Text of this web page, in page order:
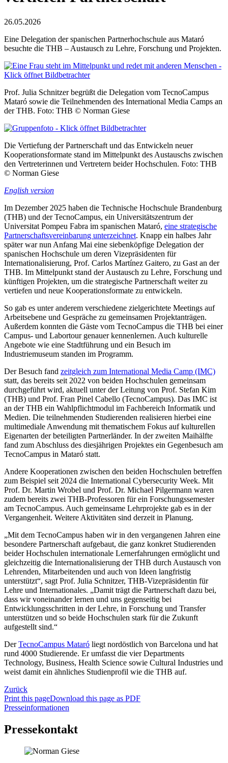
26.05.2026
Eine Delegation der spanischen Partnerhochschule aus Mataró
besuchte die THB – Austausch zu Lehre, Forschung und Projekten.
Prof. Julia Schnitzer begrüßt die Delegation vom TecnoCampus
Mataró sowie die Teilnehmenden des International Media Camps an
der THB. Foto: THB © Norman Giese
Die Vertiefung der Partnerschaft und das Entwickeln neuer
Kooperationsformate stand im Mittelpunkt des Austauschs zwischen
den Vertreterinnen und Vertretern beider Hochschulen. Foto: THB
© Norman Giese
English version
Im Dezember 2025 haben die Technische Hochschule Brandenburg
(THB) und der TecnoCampus, ein Universitätszentrum der
Universitat Pompeu Fabra im spanischen Mataró, eine strategische
Partnerschaftsvereinbarung unterzeichnet. Knapp ein halbes Jahr
später war nun Anfang Mai eine siebenköpfige Delegation der
spanischen Hochschule um deren Vizepräsidenten für
Internationalisierung, Prof. Carlos Martínez Gaitero, zu Gast an der
THB. Im Mittelpunkt stand der Austausch zu Lehre, Forschung und
künftigen Projekten, um die strategische Partnerschaft weiter zu
vertiefen und neue Kooperationsformate zu entwickeln.
So gab es unter anderem verschiedene zielgerichtete Meetings auf
Arbeitsebene und Gespräche zu gemeinsamen Projektanträgen.
Außerdem konnten die Gäste vom TecnoCampus die THB bei einer
Campus- und Labortour genauer kennenlernen. Auch kulturelle
Angebote wie eine Stadtführung und ein Besuch im
Industriemuseum standen im Programm.
Der Besuch fand zeitgleich zum International Media Camp (IMC)
statt, das bereits seit 2022 von beiden Hochschulen gemeinsam
durchgeführt wird, aktuell unter der Leitung von Prof. Stefan Kim
(THB) und Prof. Fran Pinel Cabello (TecnoCampus). Das IMC ist
an der THB ein Wahlpflichtmodul im Fachbereich Informatik und
Medien. Die teilnehmenden Studierenden realisieren hierbei eine
multimediale Anwendung mit thematischem Fokus auf kulturellen
Eigenarten der beteiligten Partnerländer. In der zweiten Maihälfte
fand zum Abschluss des diesjährigen Projektes ein Gegenbesuch am
TecnoCampus in Mataró statt.
Andere Kooperationen zwischen den beiden Hochschulen betreffen
zum Beispiel seit 2024 die International Cybersecurity Week. Mit
Prof. Dr. Martin Wrobel und Prof. Dr. Michael Pilgermann waren
zudem bereits zwei THB-Professoren für ein Forschungssemester
am TecnoCampus. Auch gemeinsame Lehrprojekte gab es in der
Vergangenheit. Weitere Aktivitäten sind derzeit in Planung.
„Mit dem TecnoCampus haben wir in den vergangenen Jahren eine
besondere Partnerschaft aufgebaut, die ganz konkret Studierenden
beider Hochschulen internationale Lernerfahrungen ermöglicht und
gleichzeitig die Internationalisierung der THB durch Austausch von
Lehrenden, Mitarbeitenden und auch von Ideen langfristig
unterstützt“, sagt Prof. Julia Schnitzer, THB-Vizepräsidentin für
Lehre und Internationales. „Damit trägt die Partnerschaft dazu bei,
dass wir voneinander lernen und uns gegenseitig bei
Entwicklungsschritten in der Lehre, in Forschung und Transfer
unterstützen und so beide Hochschulen stark für die Zukunft
aufgestellt sind.“
DerTecnoCampus Mataró liegt nordöstlich von Barcelona und hat
rund 4000 Studierende. Er umfasst die vier Departments
Technology, Business, Health Science sowie Cultural Industries und
weist damit ein ähnliches Studienprofil wie die THB auf.
Zurück
Print this pageDownload this page as PDF
Presseinformationen
Pressekontakt